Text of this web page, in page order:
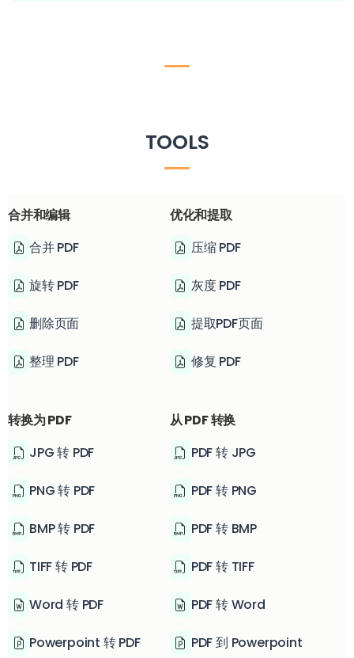
TOOLS
合并和编辑
合并 PDF
旋转 PDF
删除页面
整理 PDF
优化和提取
压缩 PDF
灰度 PDF
提取PDF页面
修复 PDF
转换为 PDF
JPG 转 PDF
PNG 转 PDF
BMP 转 PDF
TIFF 转 PDF
Word 转 PDF
Powerpoint 转 PDF
从 PDF 转换
PDF 转 JPG
PDF 转 PNG
PDF 转 BMP
PDF 转 TIFF
PDF 转 Word
PDF 到 Powerpoint